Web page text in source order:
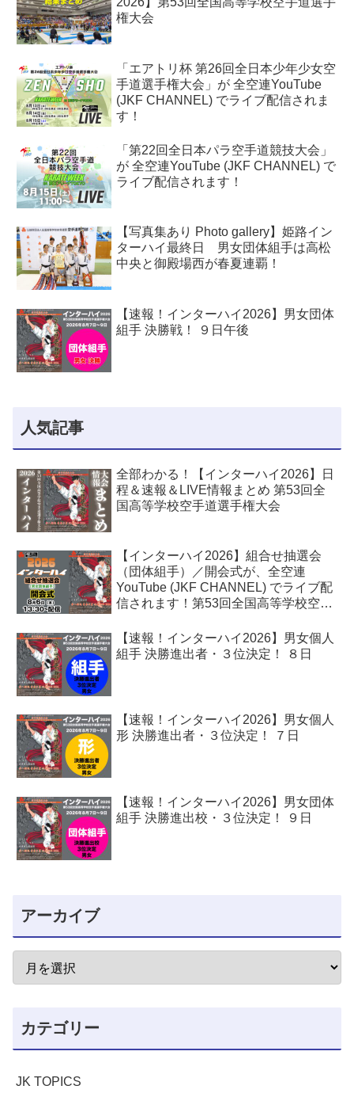
権大会
「エアトリ杯 第26回全日本少年少女空
手道選手権大会」が 全空連YouTube
(JKF CHANNEL) でライブ配信されま
す！
「第22回全日本パラ空手道競技大会」
が 全空連YouTube (JKF CHANNEL) で
ライブ配信されます！
【写真集あり Photo gallery】姫路イン
ターハイ最終日 男女団体組手は高松
中央と御殿場西が春夏連覇！
【速報！インターハイ2026】男女団体
組手 決勝戦！ ９日午後
人気記事
全部わかる！【インターハイ2026】日
程＆速報＆LIVE情報まとめ 第53回全
国高等学校空手道選手権大会
【インターハイ2026】組合せ抽選会
（団体組手）／開会式が、全空連
YouTube (JKF CHANNEL) でライブ配
信されます！第53回全国高等学校空手
【速報！インターハイ2026】男女個人
組手 決勝進出者・３位決定！ ８日
【速報！インターハイ2026】男女個人
形 決勝進出者・３位決定！ ７日
【速報！インターハイ2026】男女団体
組手 決勝進出校・３位決定！ ９日
アーカイブ
カテゴリー
JK TOPICS